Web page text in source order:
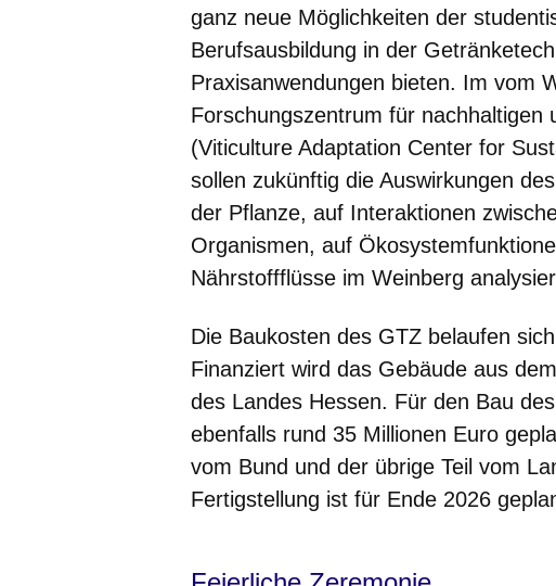
ganz neue Möglichkeiten der
Berufsausbildung in der
Praxisanwendungen bieten. Im vom
Forschungszentrum für nachhaltigen
(Viticulture Adaptation Center for
sollen zukünftig die Auswirkungen
der Pflanze, auf Interaktionen
Organismen, auf
Nährstoffflüsse im Weinberg
Die Baukosten des GTZ belaufen
Finanziert wird das Gebäude aus
des Landes Hessen. Für den Bau
ebenfalls rund 35 Millionen Euro
vom Bund und der übrige Teil vom
Fertigstellung ist für Ende 2026